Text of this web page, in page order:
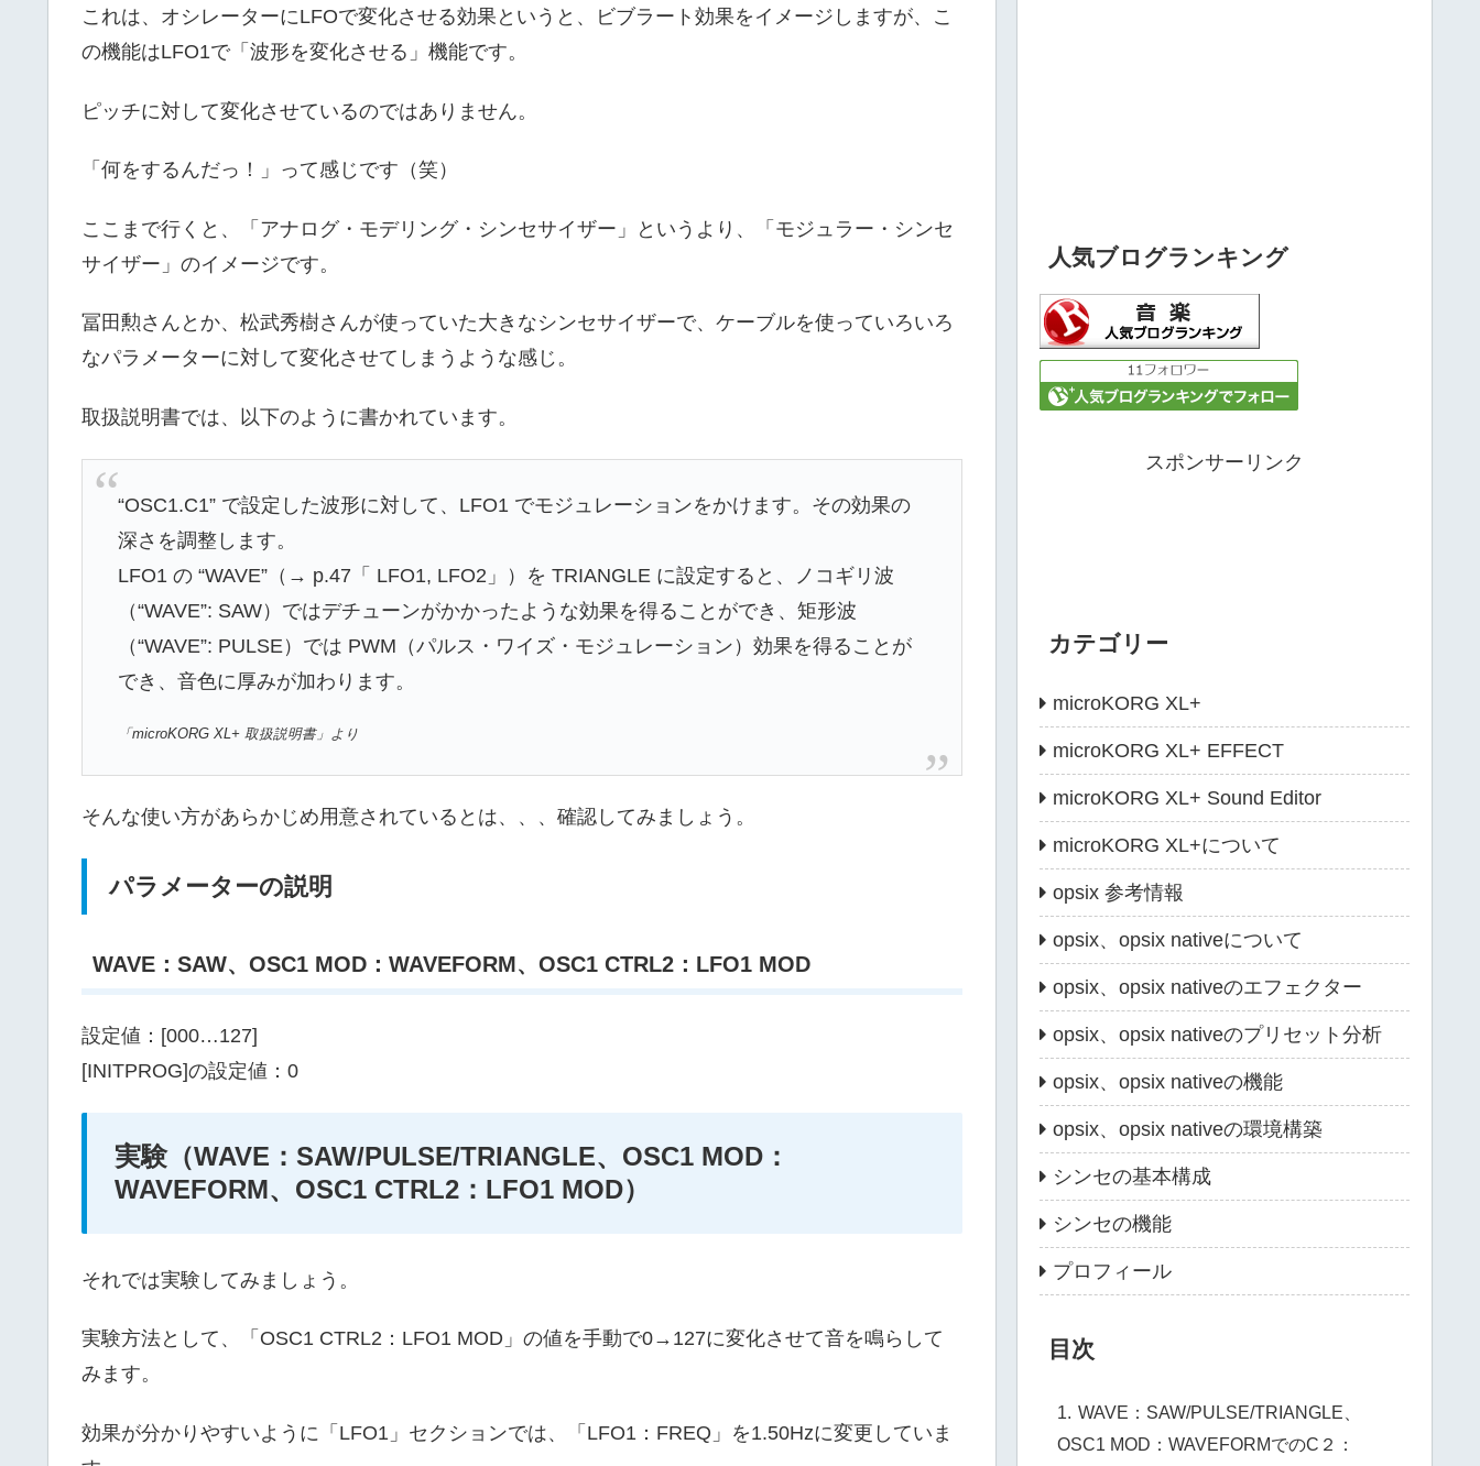
これは、オシレーターにLFOで変化させる効果というと、ビブラート効果をイメージしますが、こ
の機能はLFO1で「波形を変化させる」機能です。
ピッチに対して変化させているのではありません。
「何をするんだっ！」って感じです（笑）
ここまで行くと、「アナログ・モデリング・シンセサイザー」というより、「モジュラー・シンセ
サイザー」のイメージです。
冨田勲さんとか、松武秀樹さんが使っていた大きなシンセサイザーで、ケーブルを使っていろいろ
なパラメーターに対して変化させてしまうような感じ。
取扱説明書では、以下のように書かれています。
“OSC1.C1” で設定した波形に対して、LFO1 でモジュレーションをかけます。その効果の
深さを調整します。
LFO1 の “WAVE”（→ p.47「 LFO1, LFO2」）を TRIANGLE に設定すると、ノコギリ波
（“WAVE”: SAW）ではデチューンがかかったような効果を得ることができ、矩形波
（“WAVE”: PULSE）では PWM（パルス・ワイズ・モジュレーション）効果を得ることが
でき、音色に厚みが加わります。
「microKORG XL+ 取扱説明書」より
そんな使い方があらかじめ用意されているとは、、、確認してみましょう。
パラメーターの説明
WAVE：SAW、OSC1 MOD：WAVEFORM、OSC1 CTRL2：LFO1 MOD
設定値：[000…127]
[INITPROG]の設定値：0
実験（WAVE：SAW/PULSE/TRIANGLE、OSC1 MOD：
WAVEFORM、OSC1 CTRL2：LFO1 MOD）
それでは実験してみましょう。
実験方法として、「OSC1 CTRL2：LFO1 MOD」の値を手動で0→127に変化させて音を鳴らして
みます。
効果が分かりやすいように「LFO1」セクションでは、「LFO1：FREQ」を1.50Hzに変更していま
人気ブログランキング
スポンサーリンク
カテゴリー
microKORG XL+
microKORG XL+ EFFECT
microKORG XL+ Sound Editor
microKORG XL+について
opsix 参考情報
opsix、opsix nativeについて
opsix、opsix nativeのエフェクター
opsix、opsix nativeのプリセット分析
opsix、opsix nativeの機能
opsix、opsix nativeの環境構築
シンセの基本構成
シンセの機能
プロフィール
目次
WAVE：SAW/PULSE/TRIANGLE、
OSC1 MOD：WAVEFORMでのC２：